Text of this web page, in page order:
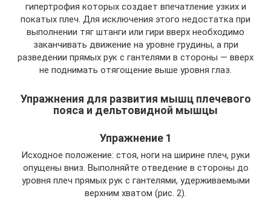
гипертрофия которых создает впечатление узких и
покатых плеч. Для исключения этого недостатка при
выполнении тяг штанги или гири вверх необходимо
заканчивать движение на уровне грудины, а при
разведении прямых рук с гантелями в стороны — вверх
не поднимать отягощение выше уровня глаз.
Упражнения для развития мышц плечевого
пояса и дельтовидной мышцы
Упражнение 1
Исходное положение: стоя, ноги на ширине плеч, руки
опущены вниз. Выполняйте отведение в стороны до
уровня плеч прямых рук с гантелями, удерживаемыми
верхним хватом (рис. 2).